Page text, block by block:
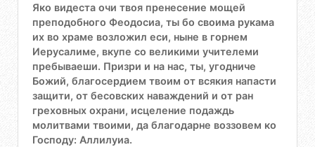
Яко видеста очи твоя пренесение мощей
преподобного Феодосиа, ты бо своима рукама
их во храме возложил еси, ныне в горнем
Иерусалиме, вкупе со великими учителеми
пребываеши. Призри и на нас, ты, угодниче
Божий, благосердием твоим от всякия напасти
защити, от бесовских наваждений и от ран
греховных охрани, исцеление подаждь
молитвами твоими, да благодарне воззовем ко
Господу: Аллилуиа.